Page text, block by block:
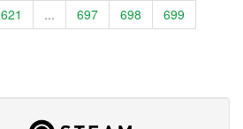
621 ... 697 698
699